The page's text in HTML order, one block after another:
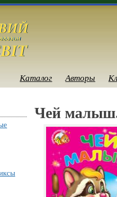
Каталог Авторы
Чей малыш.